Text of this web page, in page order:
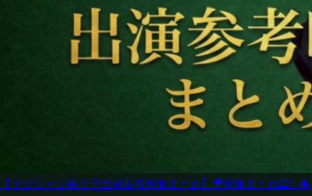
【マジシャン林王子出演参考映像まとめ】
🎥映像まとめ🎞️✨🎩